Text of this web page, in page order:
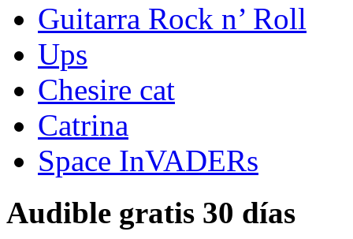
Guitarra Rock n’ Roll
Ups
Chesire cat
Catrina
Space InVADERs
Audible gratis 30 días